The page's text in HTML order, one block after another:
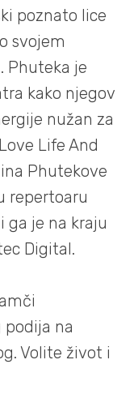
poznato lice
svojem
Phuteka je
kako njegov
nužan za
Life And
Phutekove
repertoaru
ga je na kraju
Digital.
podija na
Volite život i